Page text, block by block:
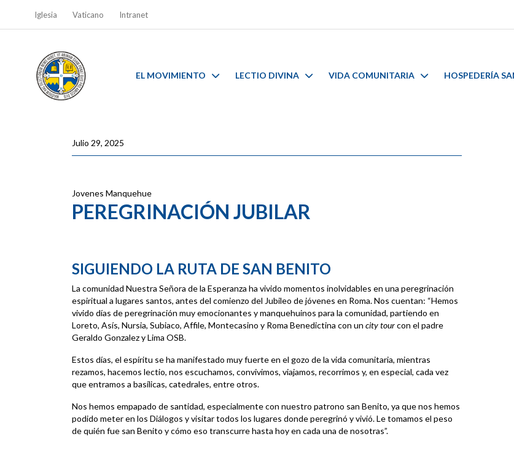
Iglesia Vaticano Intranet
EL MOVIMIENTO LECTIO DIVINA VIDA COMUNITARIA HOSPEDERÍA
Julio 29, 2025
Jovenes Manquehue
PEREGRINACIÓN JUBILAR
SIGUIENDO LA RUTA DE SAN BENITO
La comunidad Nuestra Señora de la Esperanza ha vivido momentos inolvidables en una peregrinación
espiritual a lugares santos, antes del comienzo del Jubileo de jóvenes en Roma. Nos cuentan: “Hemos
vivido días de peregrinación muy emocionantes y manquehuinos para la comunidad, partiendo en
Loreto, Asís, Nursia, Subiaco, Affile, Montecasino y Roma Benedictina con un city tourcon el padre
Geraldo Gonzalez y Lima OSB.
Estos días, el espíritu se ha manifestado muy fuerte en el gozo de la vida comunitaria, mientras
rezamos, hacemos lectio, nos escuchamos, convivimos, viajamos, recorrimos y, en especial, cada vez
que entramos a basílicas, catedrales, entre otros.
Nos hemos empapado de santidad, especialmente con nuestro patrono san Benito, ya que nos hemos
podido meter en los Diálogos y visitar todos los lugares donde peregrinó y vivió. Le tomamos el peso
de quién fue san Benito y cómo eso transcurre hasta hoy en cada una de nosotras”.